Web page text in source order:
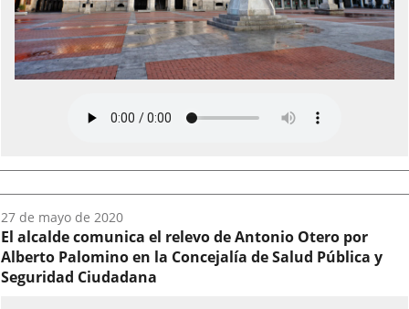
Fecha
del
audio:
27 de mayo de 2020
El alcalde comunica el relevo de Antonio Otero por
Alberto Palomino en la Concejalía de Salud Pública y
Seguridad Ciudadana